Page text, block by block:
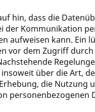
hin, dass die
der Kommunikation
aufweisen kann. Ein
vor dem Zugriff
über die Art,
die Nutzung
personenbezogenen